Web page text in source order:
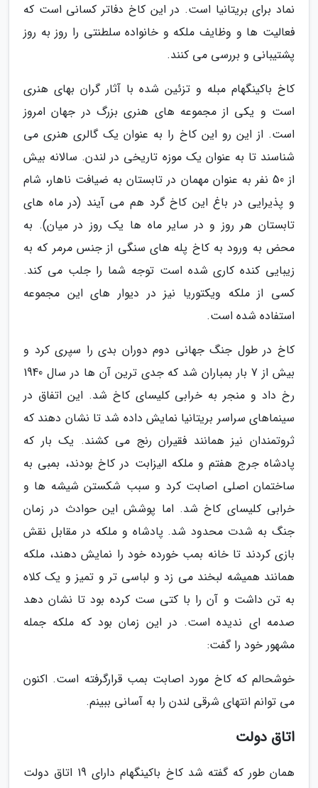
نماد برای بریتانیا است. در این کاخ دفاتر کسانی است که
فعالیت ها و وظایف ملکه و خانواده سلطنتی را روز به روز
پشتیبانی و بررسی می کنند.
کاخ باکینگهام مبله و تزئین شده با آثار گران بهای هنری
است و یکی از مجموعه های هنری بزرگ در جهان امروز
است. از این رو این کاخ را به عنوان یک گالری هنری می
شناسند تا به عنوان یک موزه تاریخی در لندن. سالانه بیش
از 50 نفر به عنوان مهمان در تابستان به ضیافت ناهار، شام
و پذیرایی در باغ این کاخ گرد هم می آیند (در ماه های
تابستان هر روز و در سایر ماه ها یک روز در میان). به
محض به ورود به کاخ پله های سنگی از جنس مرمر که به
زیبایی کنده کاری شده است توجه شما را جلب می کند.
کسی از ملکه ویکتوریا نیز در دیوار های این مجموعه
استفاده شده است.
کاخ در طول جنگ جهانی دوم دوران بدی را سپری کرد و
بیش از 7 بار بمباران شد که جدی ترین آن ها در سال 1940
رخ داد و منجر به خرابی کلیسای کاخ شد. این اتفاق در
سینماهای سراسر بریتانیا نمایش داده شد تا نشان دهند که
ثروتمندان نیز همانند فقیران رنج می کشند. یک بار که
پادشاه جرج هفتم و ملکه الیزابت در کاخ بودند، بمبی به
ساختمان اصلی اصابت کرد و سبب شکستن شیشه ها و
خرابی کلیسای کاخ شد. اما پوشش این حوادث در زمان
جنگ به شدت محدود شد. پادشاه و ملکه در مقابل نقش
بازی کردند تا خانه بمب خورده خود را نمایش دهند، ملکه
همانند همیشه لبخند می زد و لباسی تر و تمیز و یک کلاه
به تن داشت و آن را با کتی ست کرده بود تا نشان دهد
صدمه ای ندیده است. در این زمان بود که ملکه جمله
مشهور خود را گفت:
خوشحالم که کاخ مورد اصابت بمب قرارگرفته است. اکنون
می توانم انتهای شرقی لندن را به آسانی ببینم.
اتاق دولت
همان طور که گفته شد کاخ باکینگهام دارای 19 اتاق دولت